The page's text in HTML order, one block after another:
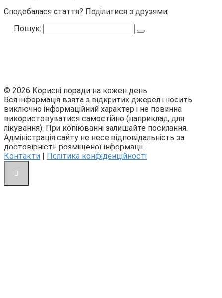
Сподобалася стаття? Поділитися з друзями:
Пошук:
© 2026 Корисні поради на кожен день
Вся інформація взята з відкритих джерел і носить
виключно інформаційний характер і не повинна
використовуватися самостійно (наприклад, для
лікування). При копіюванні залишайте посилання.
Адміністрація сайту не несе відповідальність за
достовірність розміщеної інформації.
Контакти | Політика конфіденційності